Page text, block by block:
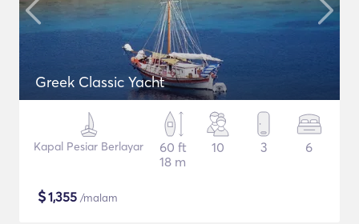
Greek Classic Yacht
Kapal Pesiar Berlayar
60 ft
18 m
10 3 6
$1,355 /malam